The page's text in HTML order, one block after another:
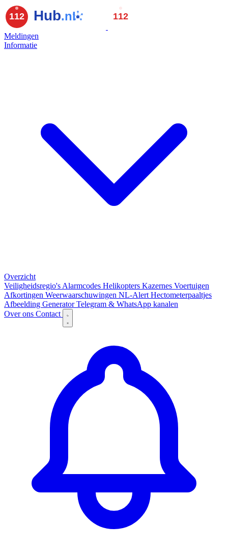
Meldingen
Informatie
Overzicht
Veiligheidsregio's Alarmcodes Helikopters Kazernes Voertuigen
Afkortingen Weerwaarschuwingen NL-Alert Hectometerpaaltjes
Afbeelding GeneratorTelegram & WhatsApp kanalen
Over ons Contact